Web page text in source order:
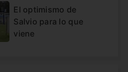
El optimismo de
Salvio para lo que
viene